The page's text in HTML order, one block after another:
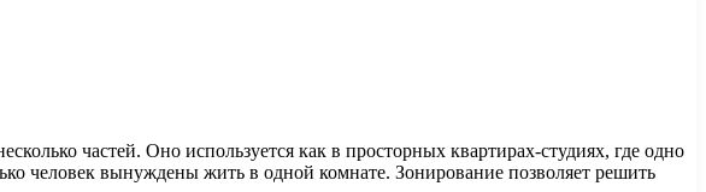
частей. Оно используется как в просторных квартирах-студиях, где одно
человек вынуждены жить в одной комнате. Зонирование позволяет решить